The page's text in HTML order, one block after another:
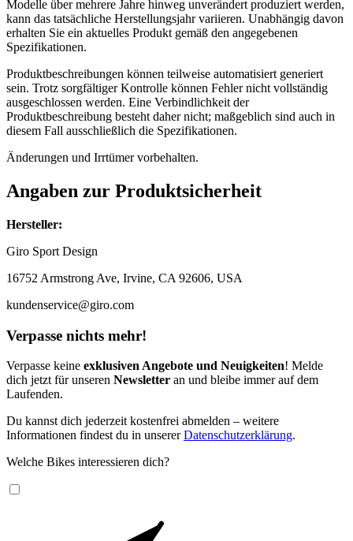
Modelle über mehrere Jahre hinweg unverändert produziert werden,
kann das tatsächliche Herstellungsjahr variieren. Unabhängig davon
erhalten Sie ein aktuelles Produkt gemäß den angegebenen
Spezifikationen.
Produktbeschreibungen können teilweise automatisiert generiert
sein. Trotz sorgfältiger Kontrolle können Fehler nicht vollständig
ausgeschlossen werden. Eine Verbindlichkeit der
Produktbeschreibung besteht daher nicht; maßgeblich sind auch in
diesem Fall ausschließlich die Spezifikationen.
Änderungen und Irrtümer vorbehalten.
Angaben zur Produktsicherheit
Hersteller:
Giro Sport Design
16752 Armstrong Ave, Irvine, CA 92606, USA
kundenservice@giro.com
Verpasse nichts mehr!
Verpasse keine exklusiven Angebote und Neuigkeiten! Melde
dich jetzt für unseren Newsletter an und bleibe immer auf dem
Laufenden.
Du kannst dich jederzeit kostenfrei abmelden – weitere
Informationen findest du in unsererDatenschutzerklärung.
Welche Bikes interessieren dich?